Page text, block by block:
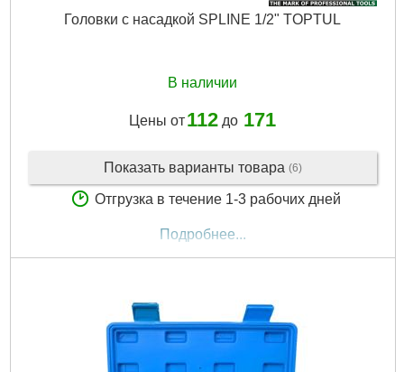
Головки с насадкой SPLINE 1/2" TOPTUL
В наличии
Цены от112 до 171
Показать варианты товара (6)
Отгрузка в течение 1-3 рабочих дней
Подробнее...